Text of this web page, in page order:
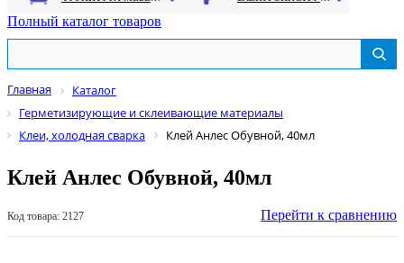
Полный каталог товаров
Главная
Каталог
Герметизирующие и склеивающие материалы
Клеи, холодная сварка
Клей Анлес Обувной, 40мл
Клей Анлес Обувной, 40мл
Код товара: 2127 Перейти к сравнению